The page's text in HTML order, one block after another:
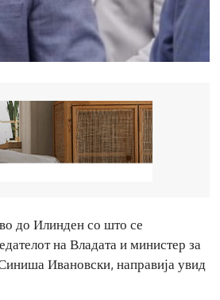
до Илинден со што се
на Владата и министер за
Ивановски, направија увид